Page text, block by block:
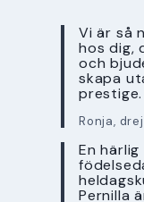
Vi är så
hos dig,
och
skapa
prestige.
Ronja,
En
Pernilla